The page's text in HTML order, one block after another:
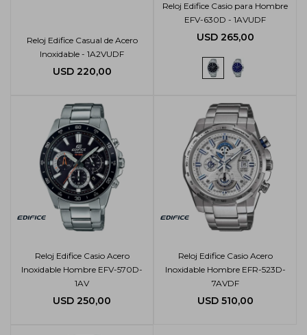
Reloj Edifice Casual de Acero
Inoxidable - 1A2VUDF
USD 220,00
Reloj Edifice Casio para Hombre
EFV-630D - 1AVUDF
USD 265,00
Reloj Edifice Casio Acero
Inoxidable Hombre EFV-570D-
1AV
USD 250,00
Reloj Edifice Casio Acero
Inoxidable Hombre EFR-523D-
7AVDF
USD 510,00